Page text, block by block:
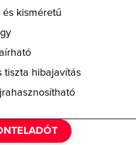
kisméretű
tiszta hibajavítás